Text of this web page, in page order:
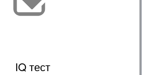
IQ тест